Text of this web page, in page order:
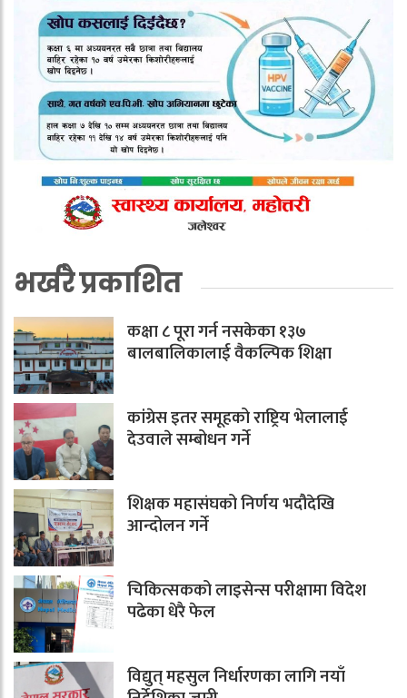
भर्खरै प्रकाशित
कक्षा ८ पूरा गर्न नसकेका १३७
बालबालिकालाई वैकल्पिक शिक्षा
कांग्रेस इतर समूहको राष्ट्रिय भेलालाई
देउवाले सम्बोधन गर्ने
शिक्षक महासंघको निर्णय भदौदेखि
आन्दोलन गर्ने
चिकित्सकको लाइसेन्स परीक्षामा विदेश
पढेका धेरै फेल
विद्युत् महसुल निर्धारणका लागि नयाँ